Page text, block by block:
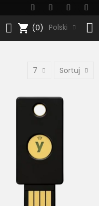
shopping_cart (0) Polski
7 Sortuj